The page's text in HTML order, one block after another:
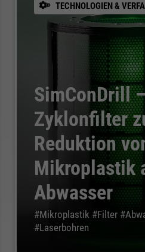
TECHNOLOGIEN &
SimConDrill –
Zyklonfilter
Reduktion
Mikroplastik
Abwasser
#Mikroplastik #Filter
#Laserbohren